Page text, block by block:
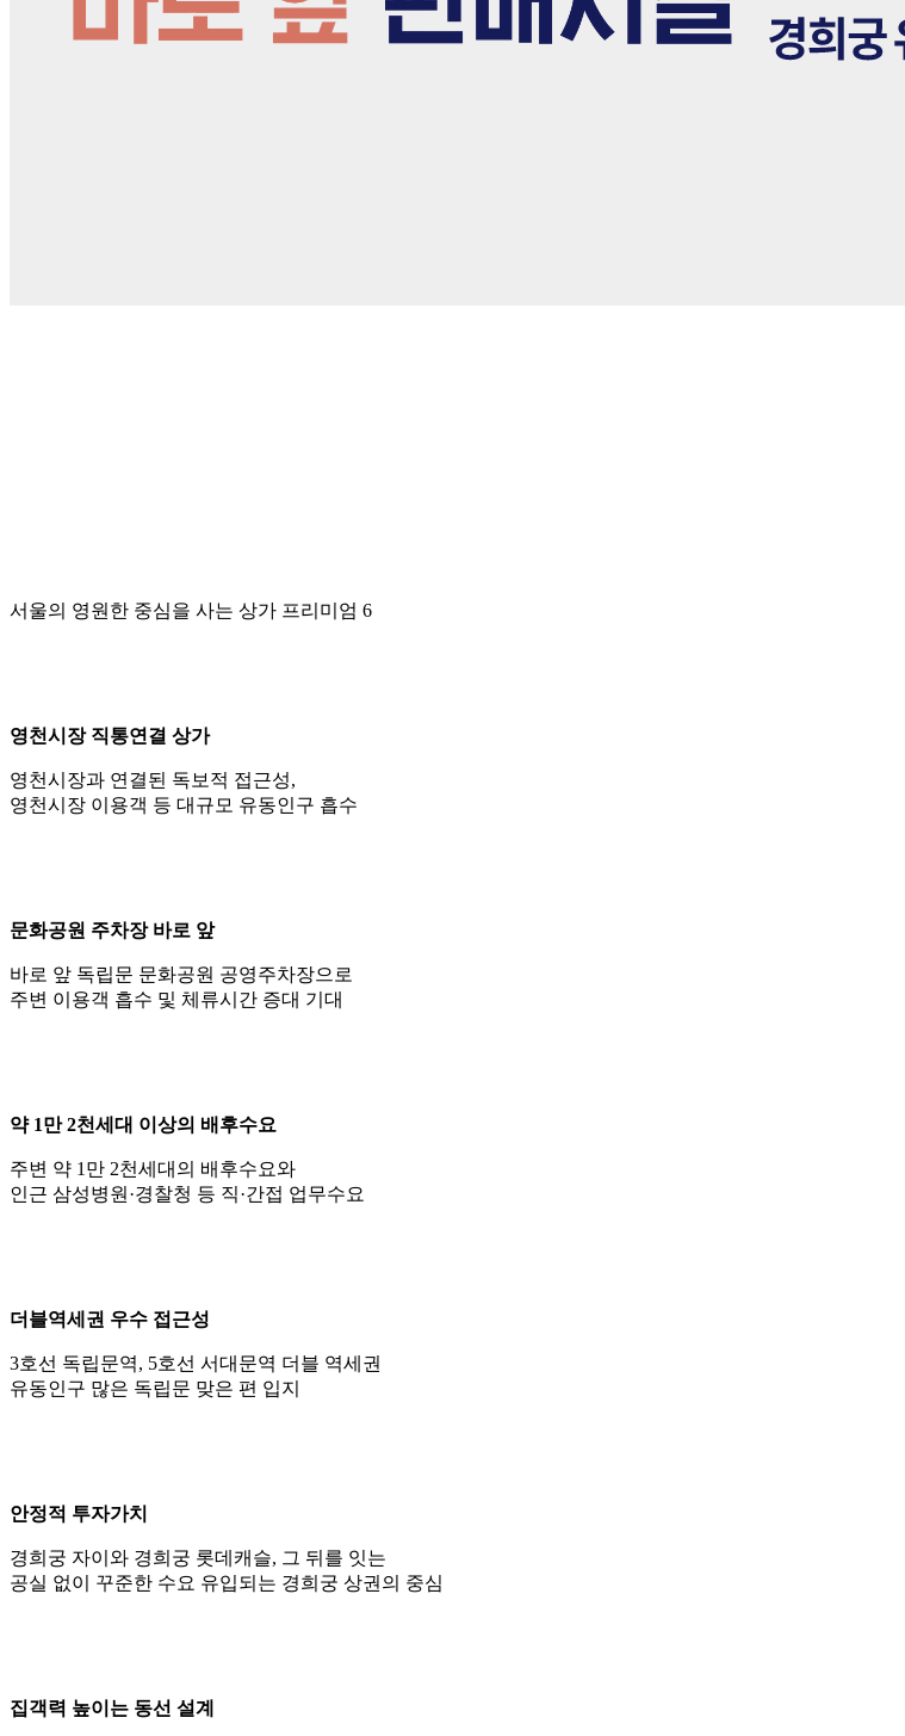
서울의 영원한 중심을 사는 상가 프리미엄 6
영천시장 직통연결 상가
영천시장과 연결된 독보적 접근성,
영천시장 이용객 등 대규모 유동인구 흡수
문화공원 주차장 바로 앞
바로 앞 독립문 문화공원 공영주차장으로
주변 이용객 흡수 및 체류시간 증대 기대
약 1만 2천세대 이상의 배후수요
주변 약 1만 2천세대의 배후수요와
인근 삼성병원·경찰청 등 직·간접 업무수요
더블역세권 우수 접근성
3호선 독립문역, 5호선 서대문역 더블 역세권
유동인구 많은 독립문 맞은 편 입지
안정적 투자가치
경희궁 자이와 경희궁 롯데캐슬, 그 뒤를 잇는
공실 없이 꾸준한 수요 유입되는 경희궁 상권의 중심
집객력 높이는 동선 설계